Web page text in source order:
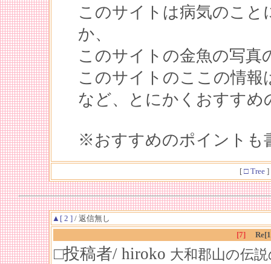
このサイトは病気のこ
か、
このサイトの金魚の写真
このサイトのここの情報
など、とにかくおすすめ
※おすすめのポイントも
[ □ Tree]
▲[ 2 ]/ 返信無し
[7]
□投稿者/ hiroko 大和郡山の伝